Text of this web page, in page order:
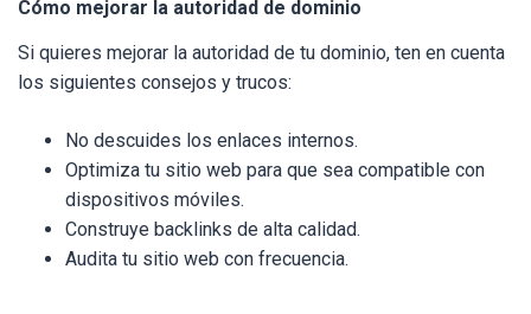
Cómo mejorar la autoridad de dominio
Si quieres mejorar la autoridad de tu dominio, ten en cuenta
los siguientes consejos y trucos:
No descuides los enlaces internos.
Optimiza tu sitio web para que sea compatible con
dispositivos móviles.
Construye backlinks de alta calidad.
Audita tu sitio web con frecuencia.